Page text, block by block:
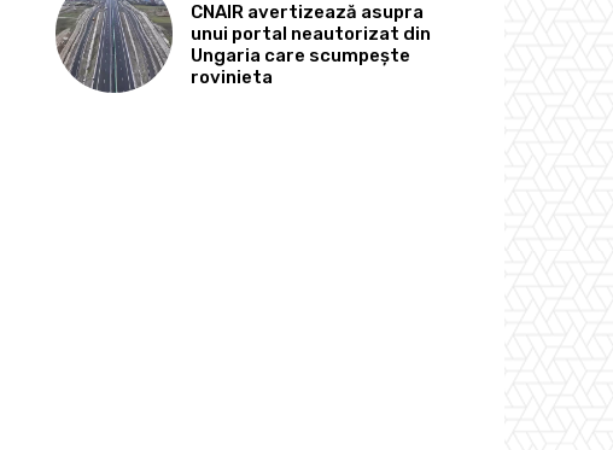
CNAIR avertizează asupra
unui portal neautorizat din
Ungaria care scumpește
rovinieta